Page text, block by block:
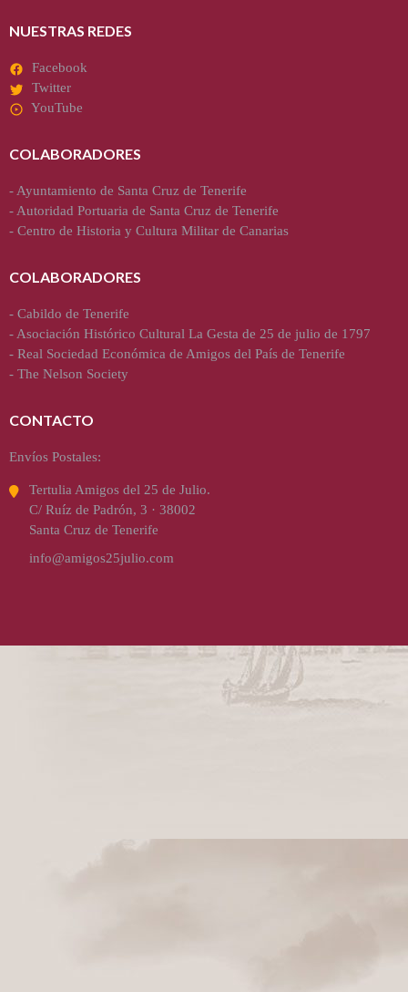
NUESTRAS REDES
Facebook
Twitter
YouTube
COLABORADORES
-Ayuntamiento de Santa Cruz de Tenerife
-Autoridad Portuaria de Santa Cruz de Tenerife
- Centro de Historia y Cultura Militar de Canarias
COLABORADORES
- Cabildo de Tenerife
-Asociación Histórico Cultural La Gesta de 25 de julio de 1797
- Real Sociedad Económica de Amigos del País de Tenerife
- The Nelson Society
CONTACTO
Envíos Postales:
Tertulia Amigos del 25 de Julio.
C/ Ruíz de Padrón, 3 · 38002
Santa Cruz de Tenerife
info@amigos25julio.com